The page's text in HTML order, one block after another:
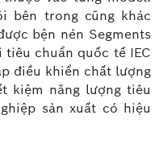
bên trong cũng khác
bện nén Segments
chuẩn quốc tế IEC
điều khiển chất lượng
kiệm năng lượng tiêu
sản xuất có hiệu